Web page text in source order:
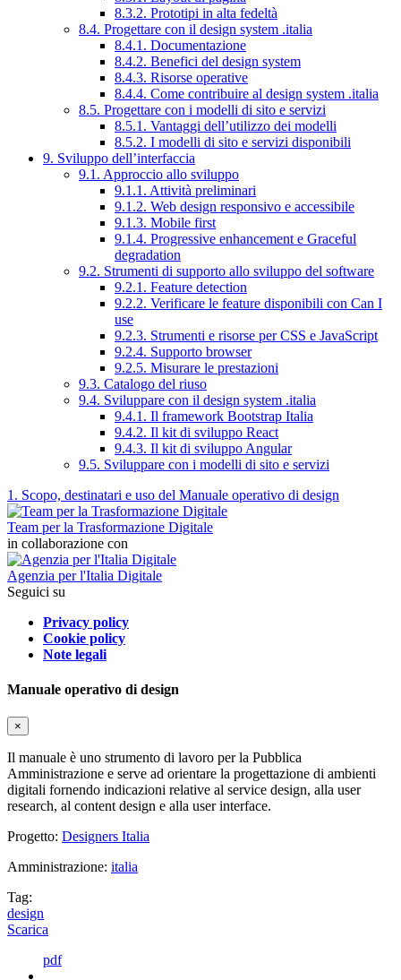
8.3.2. Prototipi in alta fedeltà
8.4. Progettare con il design system .italia
8.4.1. Documentazione
8.4.2. Benefici del design system
8.4.3. Risorse operative
8.4.4. Come contribuire al design system .italia
8.5. Progettare con i modelli di sito e servizi
8.5.1. Vantaggi dell’utilizzo dei modelli
8.5.2. I modelli di sito e servizi disponibili
9. Sviluppo dell’interfaccia
9.1. Approccio allo sviluppo
9.1.1. Attività preliminari
9.1.2. Web design responsivo e accessibile
9.1.3. Mobile first
9.1.4. Progressive enhancement e Graceful
degradation
9.2. Strumenti di supporto allo sviluppo del software
9.2.1. Feature detection
9.2.2. Verificare le feature disponibili con Can I
use
9.2.3. Strumenti e risorse per CSS e JavaScript
9.2.4. Supporto browser
9.2.5. Misurare le prestazioni
9.3. Catalogo del riuso
9.4. Sviluppare con il design system .italia
9.4.1. Il framework Bootstrap Italia
9.4.2. Il kit di sviluppo React
9.4.3. Il kit di sviluppo Angular
9.5. Sviluppare con i modelli di sito e servizi
1. Scopo, destinatari e uso del Manuale operativo di design
Team per la Trasformazione Digitale
in collaborazione con
Agenzia per l'Italia Digitale
Seguici su
Privacy policy
Cookie policy
Note legali
Manuale operativo di design
×
Il manuale è uno strumento di lavoro per la Pubblica
Amministrazione e serve ad orientare la progettazione di ambienti
digitali fornendo indicazioni relative al service design, alla user
research, al content design e alla user interface.
Progetto: Designers Italia
Amministrazione: italia
Tag:
design
Scarica
pdf